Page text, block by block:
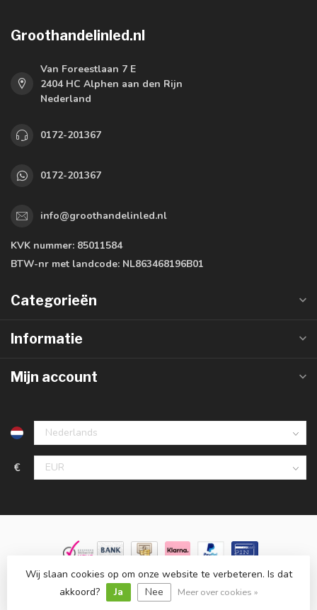
Groothandelinled.nl
Van Foreestlaan 7 E
2404 HC Alphen aan den Rijn
Nederland
0172-201367
0172-201367
info@groothandelinled.nl
KVK nummer: 85011584
BTW-nr met landcode: NL863468196B01
Categorieën
Informatie
Mijn account
€
© Copyright 2026 Groothandelinled.nl - Powered by
Lightspeed
Lightspeed designbyDyvelopment
Wij slaan cookies op om onze website te verbeteren. Is dat
akkoord?
Ja Nee Meer over cookies »